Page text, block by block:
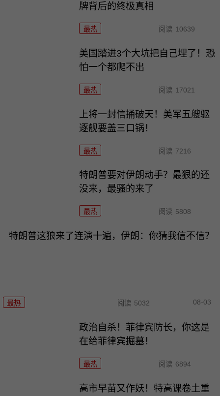
牌背后的终极真相
最热 阅读 10639
美国踏进3个大坑把自己埋了！恐
怕一个都爬不出
最热 阅读 17021
上将一封信捅破天！美军五艘驱
逐舰要盖三口锅！
最热 阅读 7216
特朗普要对伊朗动手？最狠的还
没来，最骚的来了
最热 阅读 5808
特朗普这狼来了连演十遍，伊朗：你猜我信不信？
最热 阅读 5032 08-03
政治自杀！菲律宾防长，你这是
在给菲律宾掘墓！
最热 阅读 6894
高市早苗又作妖！特高课卷土重